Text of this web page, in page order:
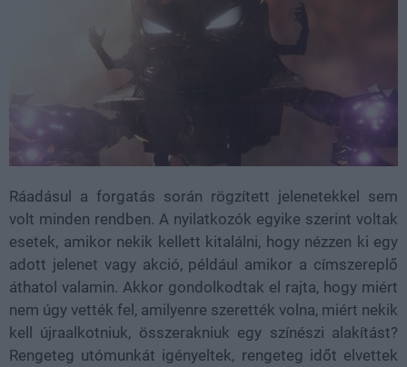
Ráadásul a forgatás során rögzített jelenetekkel sem
volt minden rendben. A nyilatkozók egyike szerint voltak
esetek, amikor nekik kellett kitalálni, hogy nézzen ki egy
adott jelenet vagy akció, például amikor a címszereplő
áthatol valamin. Akkor gondolkodtak el rajta, hogy miért
nem úgy vették fel, amilyenre szerették volna, miért nekik
kell újraalkotniuk, összerakniuk egy színészi alakítást?
Rengeteg utómunkát igényeltek, rengeteg időt elvettek